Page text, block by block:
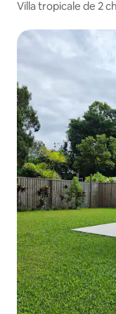
Villa tropicale de 2